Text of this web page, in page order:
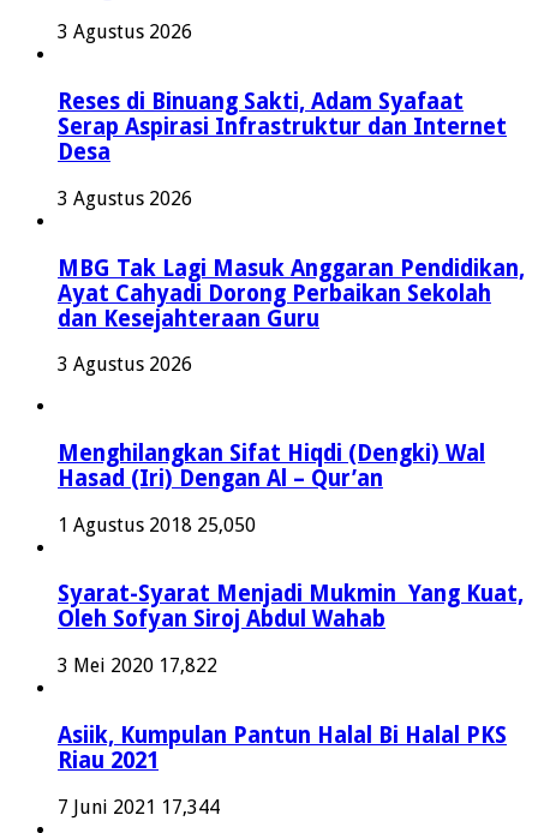
3 Agustus 2026
Reses di Binuang Sakti, Adam Syafaat
Serap Aspirasi Infrastruktur dan Internet
Desa
3 Agustus 2026
MBG Tak Lagi Masuk Anggaran Pendidikan,
Ayat Cahyadi Dorong Perbaikan Sekolah
dan Kesejahteraan Guru
3 Agustus 2026
Menghilangkan Sifat Hiqdi (Dengki) Wal
Hasad (Iri) Dengan Al – Qur’an
1 Agustus 2018 25,050
Syarat-Syarat Menjadi Mukmin Yang Kuat,
Oleh Sofyan Siroj Abdul Wahab
3 Mei 2020 17,822
Asiik, Kumpulan Pantun Halal Bi Halal PKS
Riau 2021
7 Juni 2021 17,344